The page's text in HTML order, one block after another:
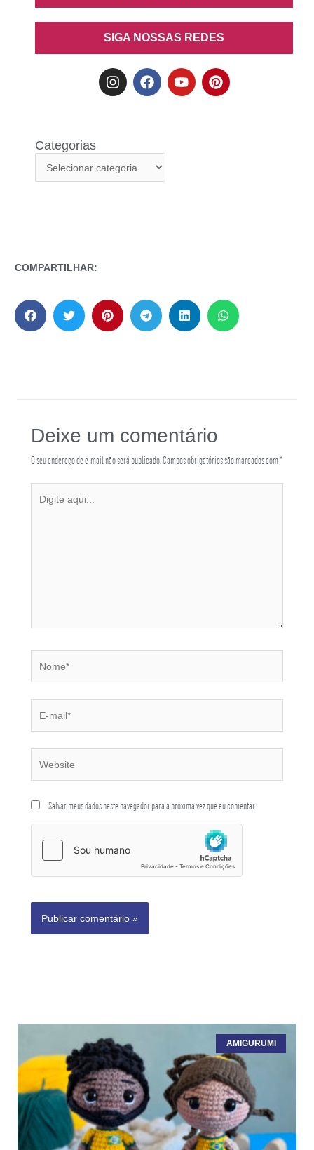
SIGA NOSSAS REDES
Categorias
COMPARTILHAR:
Deixe um comentário
O seu endereço de e-mail não será publicado. Campos obrigatórios são marcados com*
Salvar meus dados neste navegador para a próxima vez que eu comentar.
AMIGURUMI